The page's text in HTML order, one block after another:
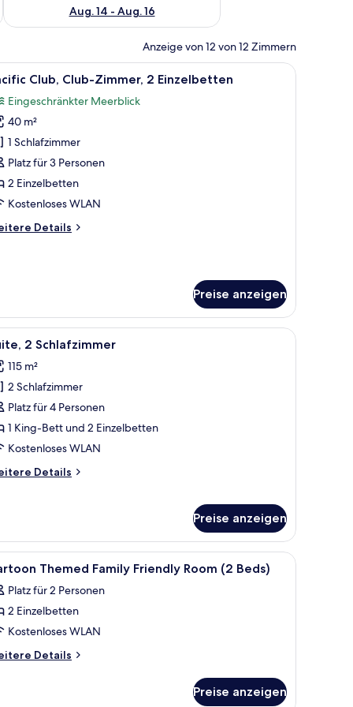
Aug. 14 - Aug. 16
Anzeige von 12 von 12 Zimmern
Schreibtisch mit Lampe, einem Sessel und einem großen Fenster mit
Ein Hotelzimmer mit zwei Betten, einem
5 Club, Club-Zimmer, 2 Einzelbetten
Eingeschränkter Meerblick
40 m²
1 Schlafzimmer
Platz für 3 Personen
2 Einzelbetten
Kostenloses WLAN
Details
Einzelbetten
Preise anzeigen
Bett, einem Nachttisch und einem an der Wand befestigten
Ein modernes Hotelzimmer mit einem
6 2 Schlafzimmer
115 m²
2 Schlafzimmer
Platz für 4 Personen
1 King-Bett und 2 Einzelbetten
Kostenloses WLAN
Details
Preise anzeigen
Schreibtisch Hochwertige Bettwaren, Minibar,
6 Themed Family Friendly Room (2 Beds)
Platz für 2 Personen
2 Einzelbetten
Kostenloses WLAN
Details
Preise anzeigen